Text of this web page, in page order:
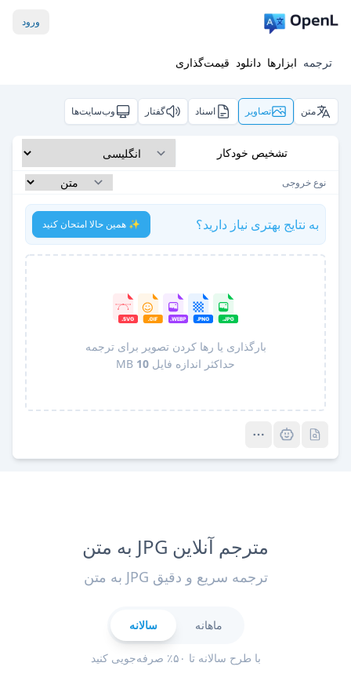
ورود
ترجمه ابزارها دانلود قیمت‌گذاری
متن تصاویر اسناد گفتار وب‌سایت‌ها
تشخیص خودکار
نوع خروجی
به نتایج بهتری نیاز دارید؟ ✨ همین حالا امتحان کنید
بارگذاری یا رها کردن تصویر برای ترجمه
حداکثر اندازه فایل 10
مترجم آنلاین JPG به متن
ترجمه سریع و دقیق JPG به متن
ماهانه سالانه
با طرح سالانه تا ۵۰٪ صرفه‌جویی کنید